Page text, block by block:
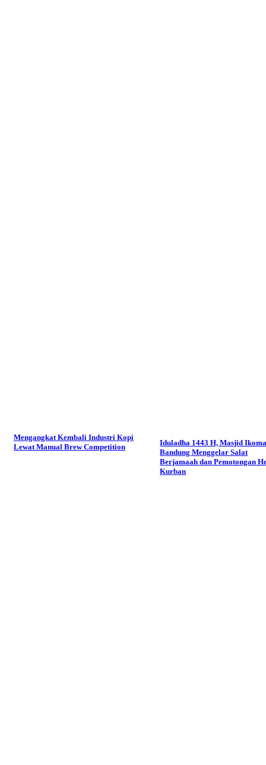
Mengangkat Kembali Industri Kopi
Lewat Manual Brew Competition
Iduladha 1443 H, Masjid
Bandung Menggelar Salat
Berjamaah dan Pemotongan
Kurban